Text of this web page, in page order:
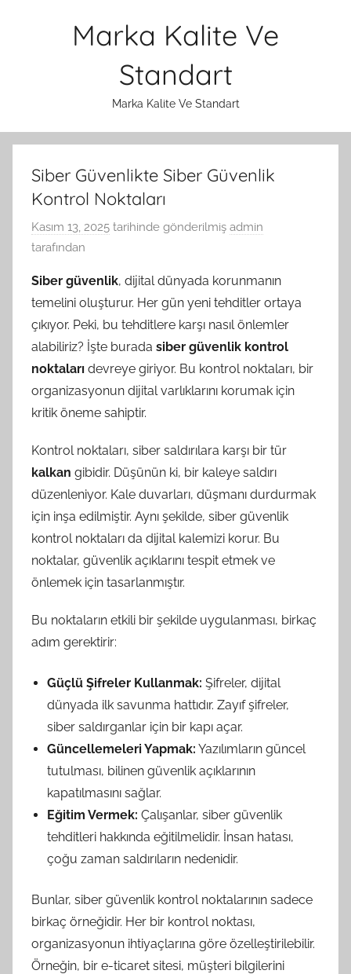
Marka Kalite Ve
Standart
Marka Kalite Ve Standart
Siber Güvenlikte Siber Güvenlik
Kontrol Noktaları
Kasım 13, 2025 tarihinde gönderilmiş admin
tarafından
Siber güvenlik, dijital dünyada korunmanın
temelini oluşturur. Her gün yeni tehditler ortaya
çıkıyor. Peki, bu tehditlere karşı nasıl önlemler
alabiliriz? İşte burada siber güvenlik kontrol
noktaları devreye giriyor. Bu kontrol noktaları, bir
organizasyonun dijital varlıklarını korumak için
kritik öneme sahiptir.
Kontrol noktaları, siber saldırılara karşı bir tür
kalkan gibidir. Düşünün ki, bir kaleye saldırı
düzenleniyor. Kale duvarları, düşmanı durdurmak
için inşa edilmiştir. Aynı şekilde, siber güvenlik
kontrol noktaları da dijital kalemizi korur. Bu
noktalar, güvenlik açıklarını tespit etmek ve
önlemek için tasarlanmıştır.
Bu noktaların etkili bir şekilde uygulanması, birkaç
adım gerektirir:
Güçlü Şifreler Kullanmak: Şifreler, dijital
dünyada ilk savunma hattıdır. Zayıf şifreler,
siber saldırganlar için bir kapı açar.
Güncellemeleri Yapmak: Yazılımların güncel
tutulması, bilinen güvenlik açıklarının
kapatılmasını sağlar.
Eğitim Vermek: Çalışanlar, siber güvenlik
tehditleri hakkında eğitilmelidir. İnsan hatası,
çoğu zaman saldırıların nedenidir.
Bunlar, siber güvenlik kontrol noktalarının sadece
birkaç örneğidir. Her bir kontrol noktası,
organizasyonun ihtiyaçlarına göre özelleştirilebilir.
Örneğin, bir e-ticaret sitesi, müşteri bilgilerini